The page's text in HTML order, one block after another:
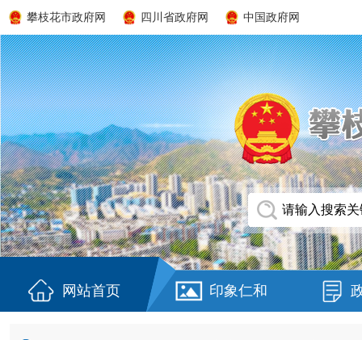
攀枝花市政府网 四川省政府网 中国政府网
网站首页 印象仁和